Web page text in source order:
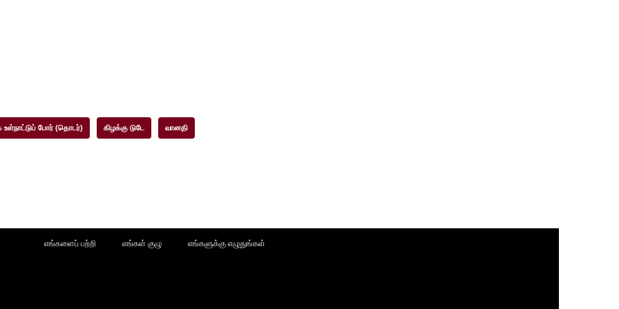
உள்நாட்டுப் போர் (தொடர்) கிழக்கு டுடே வானதி
எங்களைப் பற்றி எங்கள் குழு எங்களுக்கு எழுதுங்கள்